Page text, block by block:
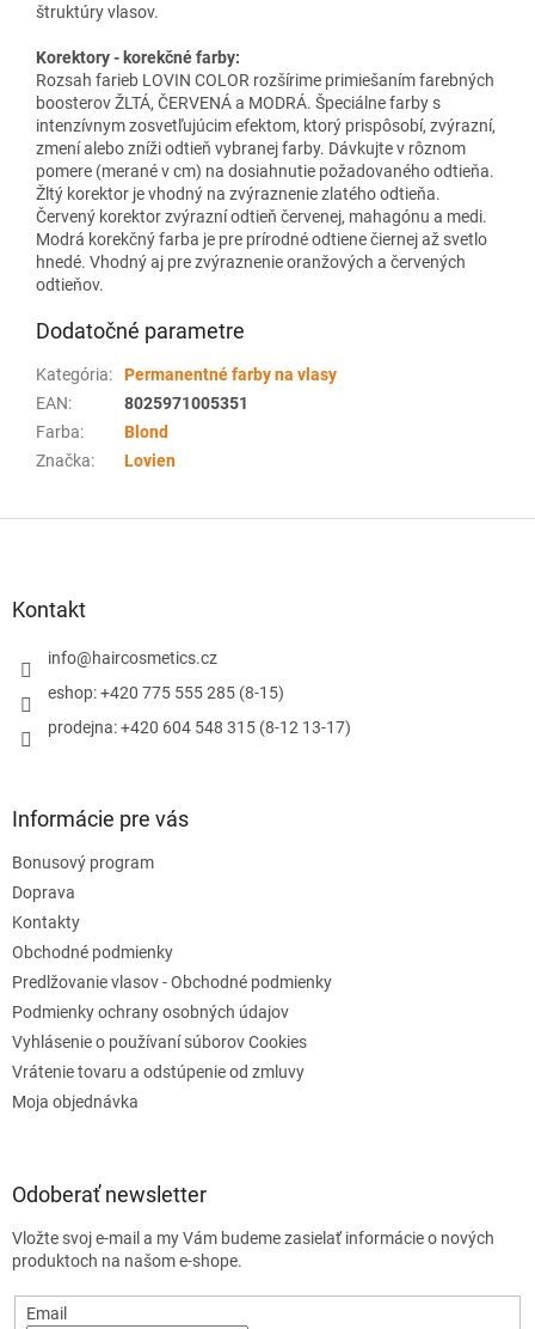
štruktúry vlasov.
Korektory - korekčné farby:
Rozsah farieb LOVIN COLOR rozšírime primiešaním farebných
boosterov ŽLTÁ, ČERVENÁ a MODRÁ. Špeciálne farby s
intenzívnym zosvetľujúcim efektom, ktorý prispôsobí, zvýrazní,
zmení alebo zníži odtieň vybranej farby. Dávkujte v rôznom
pomere (merané v cm) na dosiahnutie požadovaného odtieňa.
Žltý korektor je vhodný na zvýraznenie zlatého odtieňa.
Červený korektor zvýrazní odtieň červenej, mahagónu a medi.
Modrá korekčný farba je pre prírodné odtiene čiernej až svetlo
hnedé. Vhodný aj pre zvýraznenie oranžových a červených
odtieňov.
Dodatočné parametre
Kategória:
Permanentné farby na vlasy
EAN:
8025971005351
Farba:
Blond
Značka: Lovien
Kontakt
info@haircosmetics.cz
eshop: +420 775 555 285 (8-15)
prodejna: +420 604 548 315 (8-12 13-17)
Informácie pre vás
Bonusový program
Doprava
Kontakty
Obchodné podmienky
Predlžovanie vlasov - Obchodné podmienky
Podmienky ochrany osobných údajov
Vyhlásenie o používaní súborov Cookies
Vrátenie tovaru a odstúpenie od zmluvy
Moja objednávka
Odoberať newsletter
Vložte svoj e-mail a my Vám budeme zasielať informácie o nových
produktoch na našom e-shope.
Email